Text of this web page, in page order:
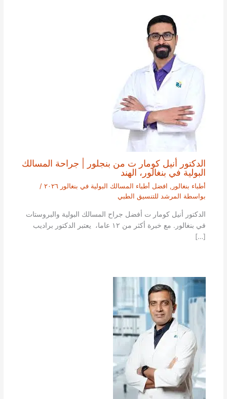
الدكتور أنيل كومار ت من بنجلور | جراحة المسالك
البولية في بنغالور، الهند
أطباء بنغالور , افضل أطباء المسالك البولية في بنغالور ٢٠٢٦
/
بواسطة المرشد للتنسيق الطبي
الدكتور أنيل كومار ت أفضل جراح المسالك البولية والبروستات
في بنغالور. مع خبرة أكثر من ١٢ عاما، يعتبر الدكتور براديب
[…]